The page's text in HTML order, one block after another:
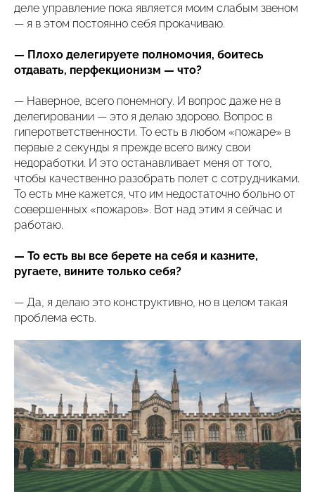
деле управление пока является моим слабым звеном
— я в этом постоянно себя прокачиваю.
— Плохо делегируете полномочия, боитесь
отдавать, перфекционизм — что?
— Наверное, всего понемногу. И вопрос даже не в
делегировании — это я делаю здорово. Вопрос в
гиперответственности. То есть в любом «пожаре» в
первые 2 секунды я прежде всего вижу свои
недоработки. И это останавливает меня от того,
чтобы качественно разобрать полет с сотрудниками.
То есть мне кажется, что им недостаточно больно от
совершенных «пожаров». Вот над этим я сейчас и
работаю.
— То есть вы все берете на себя и казните,
ругаете, вините только себя?
— Да, я делаю это конструктивно, но в целом такая
проблема есть.